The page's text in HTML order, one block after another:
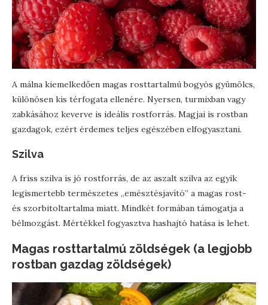
A málna kiemelkedően magas rosttartalmú bogyós gyümölcs,
különösen kis térfogata ellenére. Nyersen, turmixban vagy
zabkásához keverve is ideális rostforrás. Magjai is rostban
gazdagok, ezért érdemes teljes egészében elfogyasztani.
Szilva
A friss szilva is jó rostforrás, de az aszalt szilva az egyik
legismertebb természetes „emésztésjavító” a magas rost-
és szorbitoltartalma miatt. Mindkét formában támogatja a
bélmozgást. Mértékkel fogyasztva hashajtó hatása is lehet.
Magas rosttartalmú zöldségek (a legjobb
rostban gazdag zöldségek)